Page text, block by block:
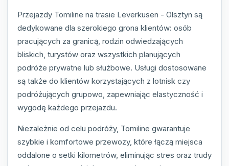
Przejazdy Tomiline na trasie Leverkusen - Olsztyn są
dedykowane dla szerokiego grona klientów: osób
pracujących za granicą, rodzin odwiedzających
bliskich, turystów oraz wszystkich planujących
podróże prywatne lub służbowe. Usługi dostosowane
są także do klientów korzystających z lotnisk czy
podróżujących grupowo, zapewniając elastyczność i
wygodę każdego przejazdu.
Niezależnie od celu podróży, Tomiline gwarantuje
szybkie i komfortowe przewozy, które łączą miejsca
oddalone o setki kilometrów, eliminując stres oraz trudy